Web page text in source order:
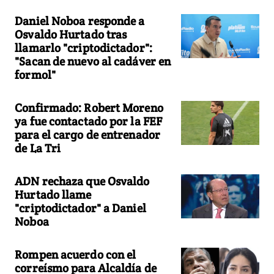
Daniel Noboa responde a
Osvaldo Hurtado tras
llamarlo "criptodictador":
"Sacan de nuevo al cadáver en
formol"
Confirmado: Robert Moreno
ya fue contactado por la FEF
para el cargo de entrenador
de La Tri
ADN rechaza que Osvaldo
Hurtado llame
"criptodictador" a Daniel
Noboa
Rompen acuerdo con el
correísmo para Alcaldía de